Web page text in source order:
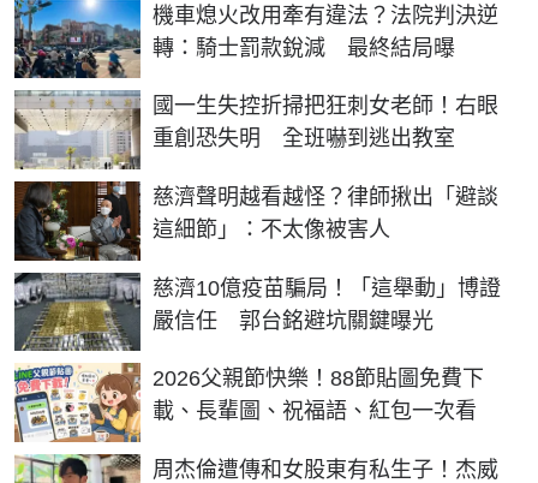
機車熄火改用牽有違法？法院判決逆
轉：騎士罰款銳減 最終結局曝
國一生失控折掃把狂刺女老師！右眼
重創恐失明 全班嚇到逃出教室
慈濟聲明越看越怪？律師揪出「避談
這細節」：不太像被害人
慈濟10億疫苗騙局！「這舉動」博證
嚴信任 郭台銘避坑關鍵曝光
2026父親節快樂！88節貼圖免費下
載、長輩圖、祝福語、紅包一次看
周杰倫遭傳和女股東有私生子！杰威